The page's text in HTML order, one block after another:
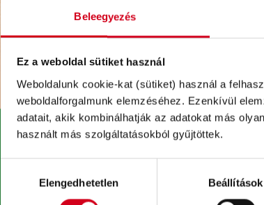
Beleegyezés
Ez a weboldal sütiket használ
Weboldalunk cookie-kat (sütiket) használ a
weboldalforgalmunk elemzéséhez. Ezenkívül
adatait, akik kombinálhatják az adatokat más
használt más szolgáltatásokból gyűjtöttek.
kiválasztásaElengedhetetlen Beállítások
ÖSSZETEVŐK
BÚZALISZT (28 %), burgonyakeményítő (28 %),